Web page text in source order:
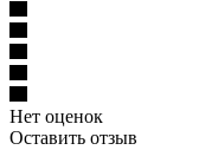
Нет оценок
Оставить отзыв